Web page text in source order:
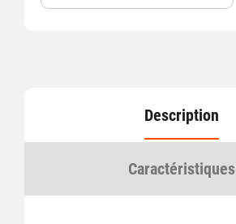
Description
Caractéristiques